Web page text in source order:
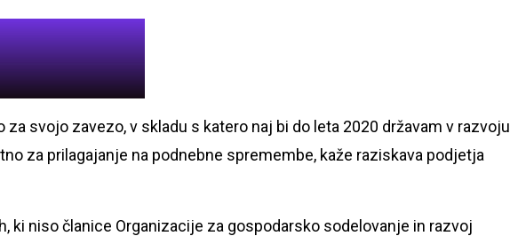
svojo zavezo, v skladu s katero naj bi do leta 2020 državam v razvoju
za prilagajanje na podnebne spremembe, kaže raziskava podjetja
ki niso članice Organizacije za gospodarsko sodelovanje in razvoj